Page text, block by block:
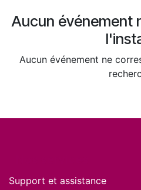
Aucun événement
Aucun événement ne
Support et assistance